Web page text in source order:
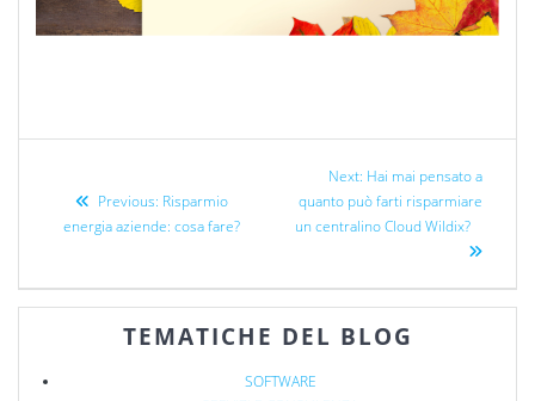
Previous: Risparmio
energia aziende: cosa fare?
Next: Hai mai pensato a
quanto può farti risparmiare
un centralino Cloud Wildix?
TEMATICHE DEL BLOG
SOFTWARE